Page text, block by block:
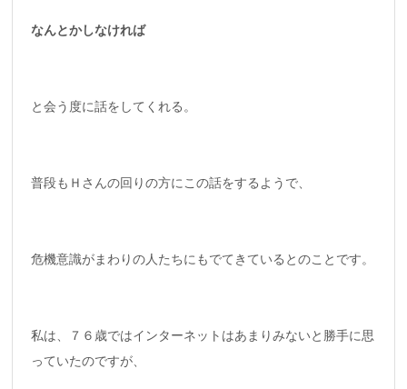
なんとかしなければ
と会う度に話をしてくれる。
普段もＨさんの回りの方にこの話をするようで、
危機意識がまわりの人たちにもでてきているとのことです。
私は、７６歳ではインターネットはあまりみないと勝手に思
っていたのですが、